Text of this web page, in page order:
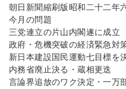
朝日新聞縮刷版昭和二十二年
今月の問題
三党連立の片山内閣遂に成立
政府・危機突破の経済緊急対
新日本建設国民運動七目標を
内務省廃止決る・蔵相更迭
言論界追放のワク決定・一万